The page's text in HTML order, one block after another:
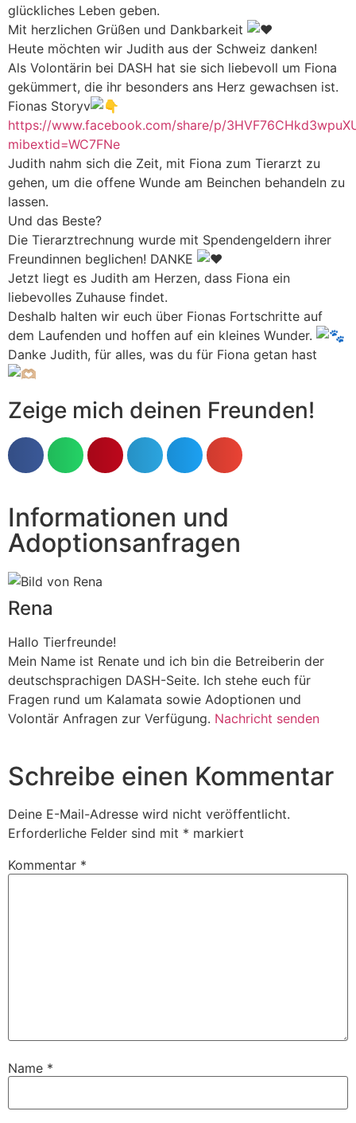
glückliches Leben geben.
Mit herzlichen Grüßen und Dankbarkeit
Heute möchten wir Judith aus der Schweiz danken!
Als Volontärin bei DASH hat sie sich liebevoll um Fiona
gekümmert, die ihr besonders ans Herz gewachsen ist.
Fionas Storyv
https://www.facebook.com/share/p/
mibextid=WC7FNe
Judith nahm sich die Zeit, mit Fiona zum Tierarzt zu
gehen, um die offene Wunde am Beinchen behandeln zu
lassen.
Und das Beste?
Die Tierarztrechnung wurde mit Spendengeldern ihrer
Freundinnen beglichen! DANKE
Jetzt liegt es Judith am Herzen, dass Fiona ein
liebevolles Zuhause findet.
Deshalb halten wir euch über Fionas Fortschritte auf
dem Laufenden und hoffen auf ein kleines Wunder.
Danke Judith, für alles, was du für Fiona getan hast
Zeige mich deinen Freunden!
Informationen und
Adoptionsanfragen
Rena
Hallo Tierfreunde!
Mein Name ist Renate und ich bin die Betreiberin der
deutschsprachigen DASH-Seite. Ich stehe euch für
Fragen rund um Kalamata sowie Adoptionen und
Volontär Anfragen zur Verfügung. Nachricht senden
Schreibe einen Kommentar
Deine E-Mail-Adresse wird nicht veröffentlicht.
Erforderliche Felder sind mit * markiert
Kommentar *
Name *